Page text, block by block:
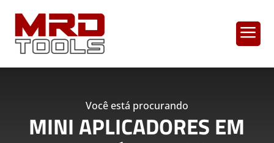
a
Você está procurando
MINI APLICADORES EM